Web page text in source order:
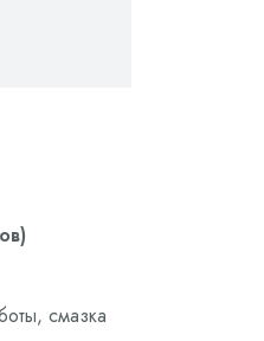
смазка